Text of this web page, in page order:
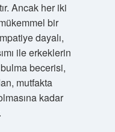
Ancak her iki
bir
dayalı,
ile erkeklerin
becerisi,
mutfakta
kadar